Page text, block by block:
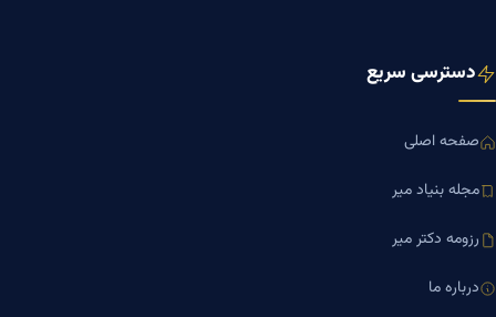
دسترسی سریع
صفحه اصلی
مجله بنیاد میر
رزومه دکتر میر
درباره ما